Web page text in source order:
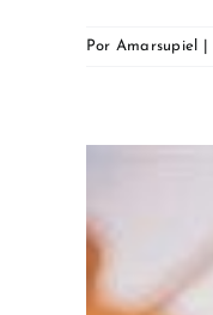
Por Amarsupiel